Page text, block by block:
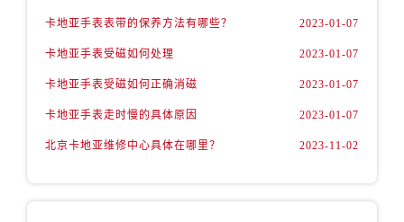
卡地亚手表表带的保养方法有哪些？ 2023-01-07
卡地亚手表受磁如何处理 2023-01-07
卡地亚手表受磁如何正确消磁 2023-01-07
卡地亚手表走时慢的具体原因 2023-01-07
北京卡地亚维修中心具体在哪里？ 2023-11-02